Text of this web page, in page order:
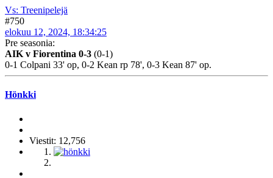
Vs: Treenipelejä
#750
elokuu 12, 2024, 18:34:25
Pre seasonia:
AIK v Fiorentina 0-3 (0-1)
0-1 Colpani 33' op, 0-2 Kean rp 78', 0-3 Kean 87' op.
Hönkki
Viestit: 12,756